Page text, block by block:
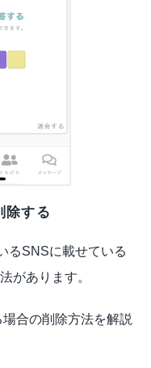
除する
るSNSに載せている
があります。
合の削除方法を解説